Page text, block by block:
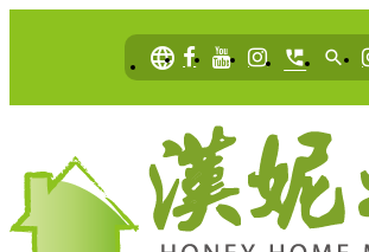
language perm_phone_msg search